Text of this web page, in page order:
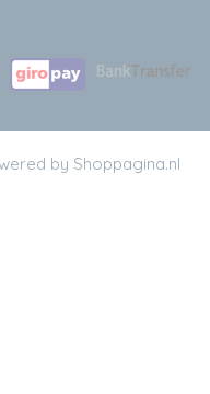
by Shoppagina.nl